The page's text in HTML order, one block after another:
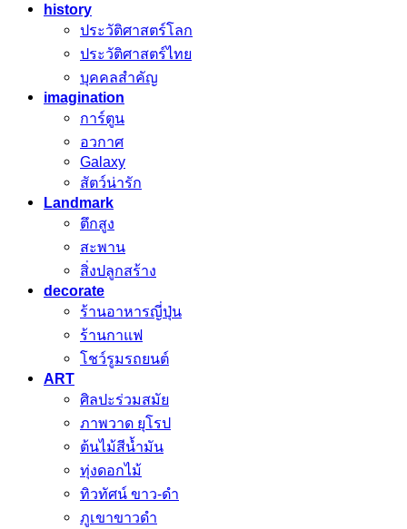
history
ประวัติศาสตร์โลก
ประวัติศาสตร์ไทย
บุคคลสำคัญ
imagination
การ์ตูน
อวกาศ
Galaxy
สัตว์น่ารัก
Landmark
ตึกสูง
สะพาน
สิ่งปลูกสร้าง
decorate
ร้านอาหารญี่ปุ่น
ร้านกาแฟ
โชว์รูมรถยนต์
ART
ศิลปะร่วมสมัย
ภาพวาด ยุโรป
ต้นไม้สีน้ำมัน
ทุ่งดอกไม้
ทิวทัศน์ ขาว-ดำ
ภูเขาขาวดำ